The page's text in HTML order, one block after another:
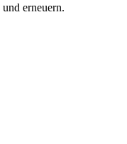
erneuern.